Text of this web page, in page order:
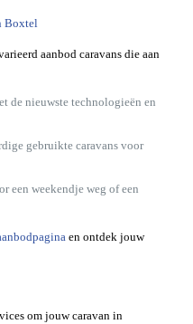
Boxtel
aanbod caravans die aan
de nieuwste technologieën en
gebruikte caravans voor
een weekendje weg of een
en ontdek jouw
om jouw caravan in